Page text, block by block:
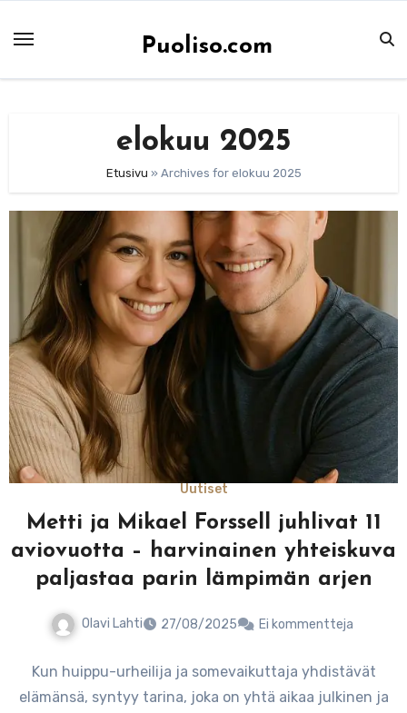
Puoliso.com
elokuu 2025
Etusivu » Archives for elokuu 2025
Uutiset
Metti ja Mikael Forssell juhlivat 11
aviovuotta – harvinainen yhteiskuva
paljastaa parin lämpimän arjen
Olavi Lahti 27/08/2025 Ei kommentteja
Kun huippu-urheilija ja somevaikuttaja yhdistävät
elämänsä, syntyy tarina, joka on yhtä aikaa julkinen ja